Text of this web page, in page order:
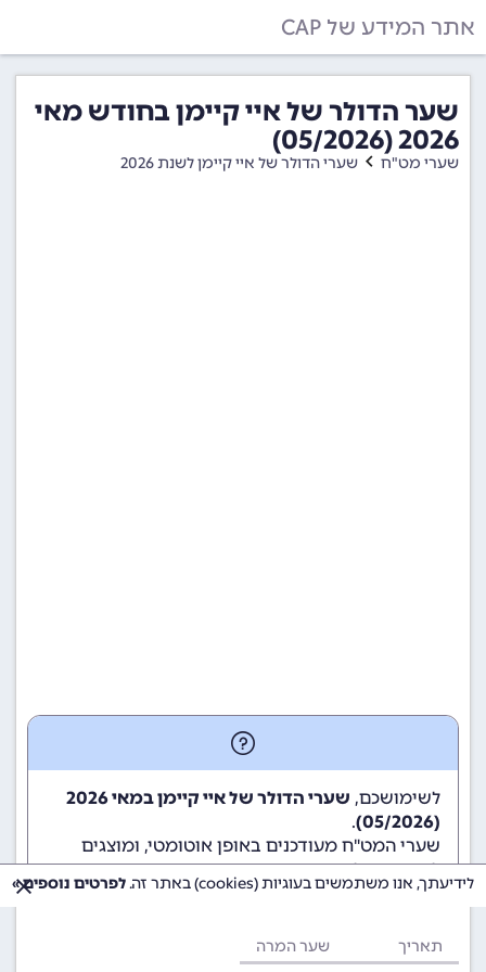
אתר המידע של CAP
שער הדולר של איי קיימן בחודש מאי
2026 (05/2026)
שערי מט"ח שערי הדולר של איי קיימן לשנת 2026
לשימושכם,
שערי הדולר של איי קיימן במאי 2026
(05/2026)
.
שערי המט"ח מעודכנים באופן אוטומטי, ומוצגים
לשימוש גולשי ומשתמשי האתר.
תאריך שער המרה
לידיעתך, אנו משתמשים בעוגיות (cookies) באתר זה. לפרטים נוספים »